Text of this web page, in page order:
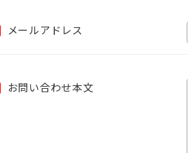
メールアドレス
お問い合わせ本文